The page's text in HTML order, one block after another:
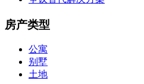
房产类型
公寓
别墅
土地